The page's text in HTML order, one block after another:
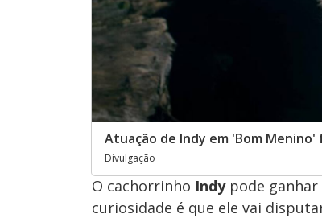
Atuação de Indy em 'Bom
Divulgação
O cachorrinho Indypode ganhar
curiosidade é que ele vai